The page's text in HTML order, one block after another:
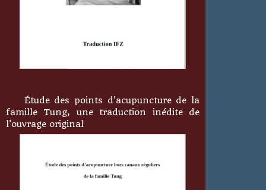
Étude des points d'acupuncture de la
famille Tung, une traduction inédite de
l'ouvrage original